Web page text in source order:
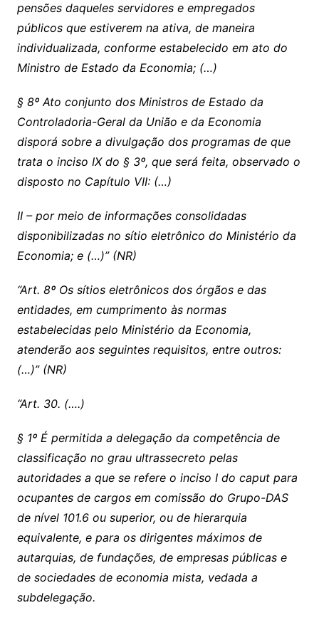
pensões daqueles servidores e empregados
públicos que estiverem na ativa, de maneira
individualizada, conforme estabelecido em ato do
Ministro de Estado da Economia; (…)
§ 8º Ato conjunto dos Ministros de Estado da
Controladoria-Geral da União e da Economia
disporá sobre a divulgação dos programas de que
trata o inciso IX do § 3º, que será feita, observado o
disposto no Capítulo VII: (…)
II – por meio de informações consolidadas
disponibilizadas no sítio eletrônico do Ministério da
Economia; e (…)” (NR)
“Art. 8º Os sítios eletrônicos dos órgãos e das
entidades, em cumprimento às normas
estabelecidas pelo Ministério da Economia,
atenderão aos seguintes requisitos, entre outros:
(…)” (NR)
“Art. 30. (….)
§ 1º É permitida a delegação da competência de
classificação no grau ultrassecreto pelas
autoridades a que se refere o inciso I do caput para
ocupantes de cargos em comissão do Grupo-DAS
de nível 101.6 ou superior, ou de hierarquia
equivalente, e para os dirigentes máximos de
autarquias, de fundações, de empresas públicas e
de sociedades de economia mista, vedada a
subdelegação.